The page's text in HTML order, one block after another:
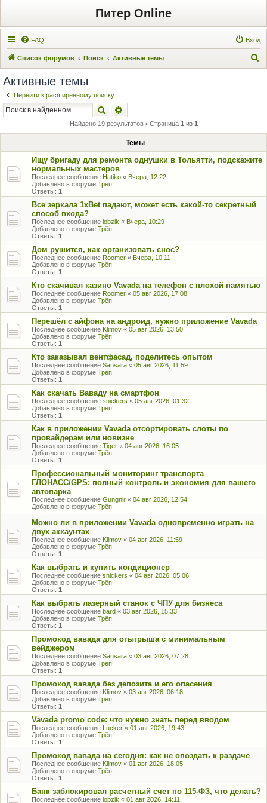
Питер Online
FAQ Вход
Список форумов Поиск Активные темы
Активные темы
Перейти к расширенному поиску
Поиск
Найдено 19 результатов • Страница 1 из 1
Темы
Ищу бригаду для ремонта однушки в Тольятти, подскажите
нормальных мастеров
Последнее сообщение Hatiko « Вчера, 12:22
Добавлено в форуме Трёп
Ответы: 1
Все зеркала 1xBet падают, может есть какой-то секретный
способ входа?
Последнее сообщение lobzik « Вчера, 10:29
Добавлено в форуме Трёп
Ответы: 1
Дом рушится, как организовать снос?
Последнее сообщение Roomer « Вчера, 10:11
Добавлено в форуме Трёп
Ответы: 1
Кто скачивал казино Vavada на телефон с плохой памятью
Последнее сообщение Roomer « 05 авг 2026, 17:08
Добавлено в форуме Трёп
Ответы: 1
Перешёл с айфона на андроид, нужно приложение Vavada
Последнее сообщение Klimov « 05 авг 2026, 13:50
Добавлено в форуме Трёп
Ответы: 1
Кто заказывал вентфасад, поделитесь опытом
Последнее сообщение Sansara « 05 авг 2026, 11:59
Добавлено в форуме Трёп
Ответы: 1
Как скачать Ваваду на смартфон
Последнее сообщение snickers « 05 авг 2026, 01:32
Добавлено в форуме Трёп
Ответы: 1
Как в приложении Vavada отсортировать слоты по
провайдерам или новизне
Последнее сообщение Tiger « 04 авг 2026, 16:05
Добавлено в форуме Трёп
Ответы: 1
Профессиональный мониторинг транспорта
ГЛОНАСС/GPS: полный контроль и экономия для вашего
автопарка
Последнее сообщение Gungnir « 04 авг 2026, 12:54
Добавлено в форуме Трёп
Можно ли в приложении Vavada одновременно играть на
двух аккаунтах
Последнее сообщение Klimov « 04 авг 2026, 11:59
Добавлено в форуме Трёп
Ответы: 1
Как выбрать и купить кондиционер
Последнее сообщение snickers « 04 авг 2026, 05:06
Добавлено в форуме Трёп
Ответы: 1
Как выбрать лазерный станок с ЧПУ для бизнеса
Последнее сообщение bard « 03 авг 2026, 15:33
Добавлено в форуме Трёп
Ответы: 1
Промокод вавада для отыгрыша с минимальным
вейджером
Последнее сообщение Sansara « 03 авг 2026, 07:28
Добавлено в форуме Трёп
Ответы: 1
Промокод вавада без депозита и его опасения
Последнее сообщение Klimov « 03 авг 2026, 06:18
Добавлено в форуме Трёп
Ответы: 1
Vavada promo code: что нужно знать перед вводом
Последнее сообщение Lucker « 01 авг 2026, 19:43
Добавлено в форуме Трёп
Ответы: 1
Промокод вавада на сегодня: как не опоздать к раздаче
Последнее сообщение Klimov « 01 авг 2026, 18:05
Добавлено в форуме Трёп
Ответы: 1
Банк заблокировал расчетный счет по 115-ФЗ, что делать?
Последнее сообщение lobzik « 01 авг 2026, 14:11